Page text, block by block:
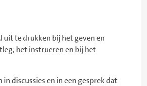
uit te drukken bij het geven en
het instrueren en bij het
discussies en in een gesprek dat